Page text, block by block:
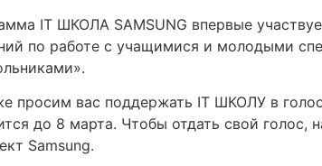
IT ШКОЛА SAMSUNG впервые
по работе с учащимися и молодыми
просим вас поддержать IT ШКОЛУ в
до 8 марта. Чтобы отдать свой голос,
Samsung.